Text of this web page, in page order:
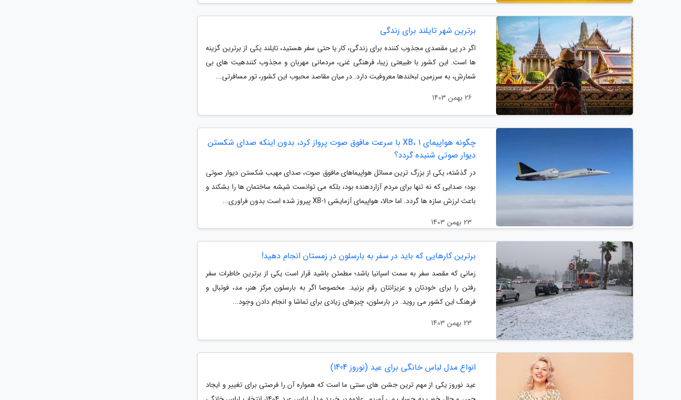
برترین شهر تایلند برای زندگی
اگر در پی مقصدی مجذوب کننده برای زندگی، کار یا حتی سفر هستید، تایلند یکی از برترین گزینه
ها است. این کشور با طبیعتی زیبا، فرهنگی غنی، مردمانی مهربان و مجذوب کنندهیت های بی
شمارش، به سرزمین لبخندها معروفیت دارد. در میان مقاصد محبوب این کشور، تور مسافرتی...
26 بهمن 1403
چگونه هواپیمای XB، 1 با سرعت مافوق صوت پرواز کرد، بدون اینکه صدای شکستن
دیوار صوتی شنیده گردد؟
در گذشته، یکی از بزرگ ترین مسائل هواپیماهای مافوق صوت، صدای مهیب شکستن دیوار صوتی
بود؛ صدایی که نه تنها برای مردم آزاردهنده بود، بلکه می توانست شیشه ساختمان ها را بشکند و
باعث لرزش سازه ها گردد. اما حالا، هواپیمای آزمایشی XB-1 پیروز شده است بدون فراوری...
23 بهمن 1403
برترین کارهایی که باید در سفر به بارسلون در زمستان انجام دهید!
زمانی که مقصد سفر به سمت اسپانیا باشد؛ مطمئن باشید قرار است یکی از برترین خاطرات سفر
رفتن را برای خودتان و عزیزانتان رقم بزنید. مخصوصا اگر به بارسلون مرکز هنر، مد، فوتبال و
فرهنگ این کشور می روید. در بارسلون، چیزهای زیادی برای تماشا و انجام دادن وجود...
23 بهمن 1403
انواع مدل لباس خانگی برای عید (نوروز 1404)
عید نوروز یکی از مهم ترین جشن های سنتی ما است که همواره آن را فرصتی برای تغییر و ایجاد